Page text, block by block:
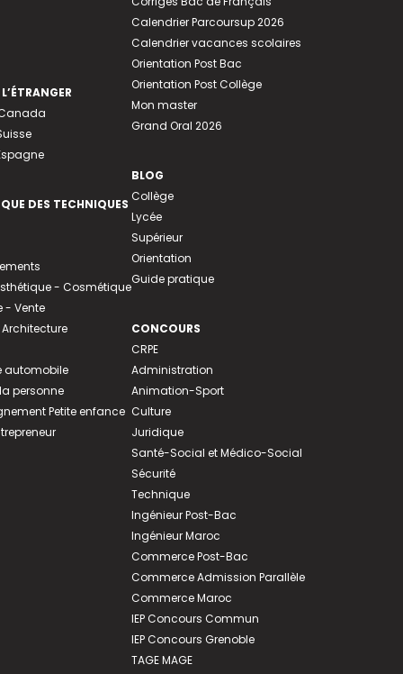
DES TECHNIQUES
- Cosmétique
- Vente
automobile
personne
Petite enfance
Calendrier Parcoursup 2026
Calendrier vacances scolaires
Orientation Post Bac
Orientation Post Collège
Mon master
Grand Oral 2026
BLOG
Collège
Lycée
Supérieur
Orientation
Guide pratique
CONCOURS
CRPE
Administration
Animation-Sport
Culture
Juridique
Santé-Social et Médico-Social
Sécurité
Technique
Ingénieur Post-Bac
Ingénieur Maroc
Commerce Post-Bac
Commerce Admission Parallèle
Commerce Maroc
IEP Concours Commun
IEP Concours Grenoble
TAGE MAGE